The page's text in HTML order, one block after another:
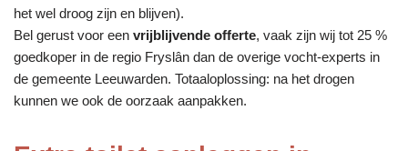
het wel droog zijn en blijven).
Bel gerust voor een vrijblijvende offerte, vaak zijn wij tot 25 %
goedkoper in de regio Fryslân dan de overige vocht-experts in
de gemeente Leeuwarden. Totaaloplossing: na het drogen
kunnen we ook de oorzaak aanpakken.